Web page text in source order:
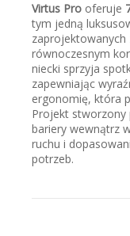
Virtus Pro oferuje
tym jedną
równoczesnym
niecki sprzyja
zapewniając
ergonomię, która
Projekt stworzony
bariery wewnątrz
ruchu i
potrzeb.